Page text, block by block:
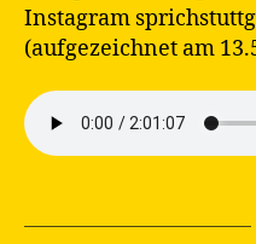
Instagram
(aufgezeichnet am